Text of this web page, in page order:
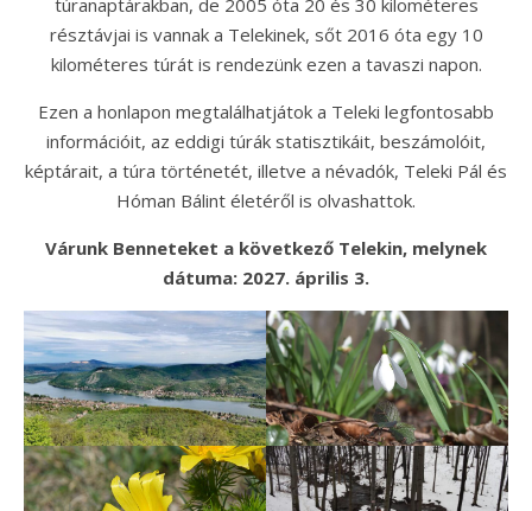
túranaptárakban, de 2005 óta 20 és 30 kilométeres
résztávjai is vannak a Telekinek, sőt 2016 óta egy 10
kilométeres túrát is rendezünk ezen a tavaszi napon.
Ezen a honlapon megtalálhatjátok a Teleki legfontosabb
információit, az eddigi túrák statisztikáit, beszámolóit,
képtárait, a túra történetét, illetve a névadók, Teleki Pál és
Hóman Bálint életéről is olvashattok.
Várunk Benneteket a következő Telekin, melynek
dátuma: 2027. április 3.